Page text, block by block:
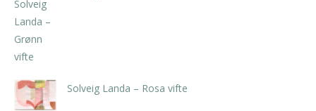
Solveig Landa – Rosa vifte